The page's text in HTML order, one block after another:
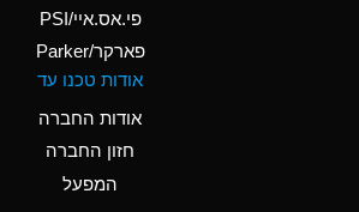
Ammonium Sulfate
A
Amyl Acetate (Banana
פי.אס.איי/PSI
פארקר/Parker
אודות טכנו עד
אודות החברה
חזון החברה
המפעל